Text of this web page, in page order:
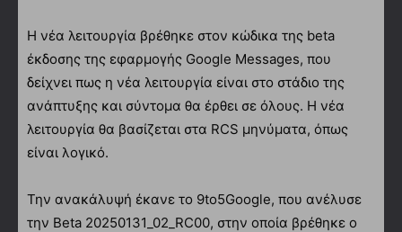
Η νέα λειτουργία βρέθηκε στον κώδικα της beta
έκδοσης της εφαρμογής Google Messages, που
δείχνει πως η νέα λειτουργία είναι στο στάδιο της
ανάπτυξης και σύντομα θα έρθει σε όλους. Η νέα
λειτουργία θα βασίζεται στα RCS μηνύματα, όπως
είναι λογικό.
Την ανακάλυψή έκανε το 9to5Google, που ανέλυσε
την Beta 20250131_02_RC00, στην οποία βρέθηκε ο